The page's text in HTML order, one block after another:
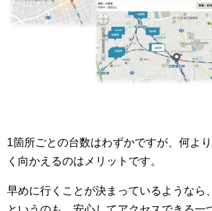
1箇所ごとの台数はわずかですが、何よ
く向かえるのはメリットです。
早めに行くことが決まっているようなら